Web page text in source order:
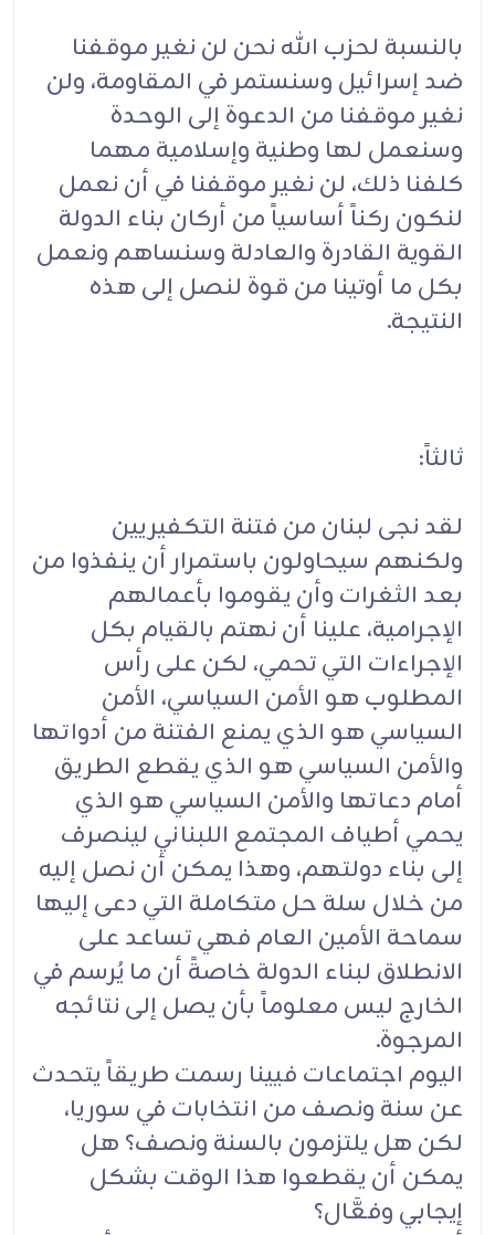
بالنسبة لحزب الله نحن لن نغير موقفنا
ضد إسرائيل وسنستمر في المقاومة، ولن
نغير موقفنا من الدعوة إلى الوحدة
وسنعمل لها وطنية وإسلامية مهما
كلفنا ذلك، لن نغير موقفنا في أن نعمل
لنكون ركناً أساسياً من أركان بناء الدولة
القوية القادرة والعادلة وسنساهم ونعمل
بكل ما أوتينا من قوة لنصل إلى هذه
النتيجة.
ثالثاً:
لقد نجى لبنان من فتنة التكفيريين
ولكنهم سيحاولون باستمرار أن ينفذوا من
بعد الثغرات وأن يقوموا بأعمالهم
الإجرامية، علينا أن نهتم بالقيام بكل
الإجراءات التي تحمي، لكن على رأس
المطلوب هو الأمن السياسي، الأمن
السياسي هو الذي يمنع الفتنة من أدواتها
والأمن السياسي هو الذي يقطع الطريق
أمام دعاتها والأمن السياسي هو الذي
يحمي أطياف المجتمع اللبناني لينصرف
إلى بناء دولتهم، وهذا يمكن أن نصل إليه
من خلال سلة حل متكاملة التي دعى إليها
سماحة الأمين العام فهي تساعد على
الانطلاق لبناء الدولة خاصةً أن ما يُرسم في
الخارج ليس معلوماً بأن يصل إلى نتائجه
المرجوة.
اليوم اجتماعات فيينا رسمت طريقاً يتحدث
عن سنة ونصف من انتخابات في سوريا،
لكن هل يلتزمون بالسنة ونصف؟ هل
يمكن أن يقطعوا هذا الوقت بشكل
إيجابي وفعَّال؟